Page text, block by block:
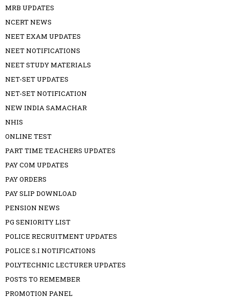
MRB UPDATES
NCERT NEWS
NEET EXAM UPDATES
NEET NOTIFICATIONS
NEET STUDY MATERIALS
NET-SET UPDATES
NET-SET NOTIFICATION
NEW INDIA SAMACHAR
NHIS
ONLINE TEST
PART TIME TEACHERS UPDATES
PAY COM UPDATES
PAY ORDERS
PAY SLIP DOWNLOAD
PENSION NEWS
PG SENIORITY LIST
POLICE RECRUITMENT UPDATES
POLICE S.I NOTIFICATIONS
POLYTECHNIC LECTURER UPDATES
POSTS TO REMEMBER
PROMOTION PANEL